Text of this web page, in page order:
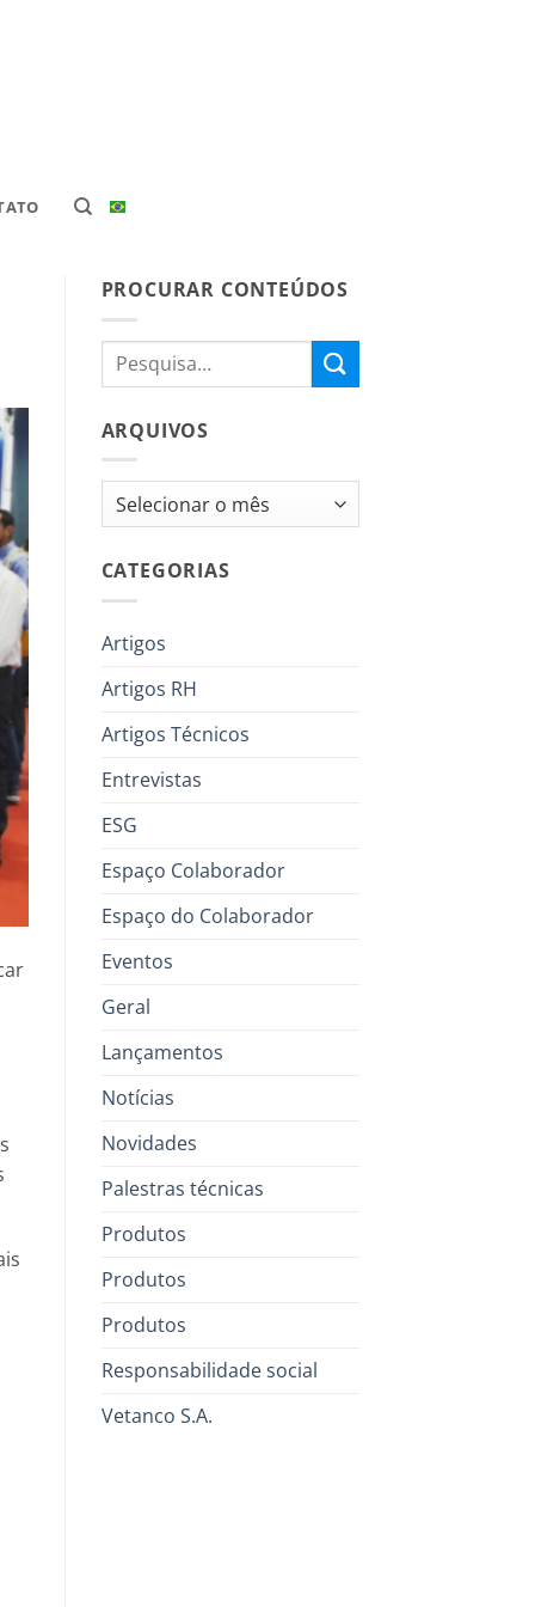
PROCURAR CONTEÚDOS
ARQUIVOS
Arquivos
CATEGORIAS
Artigos
Artigos RH
Artigos Técnicos
Entrevistas
ESG
Espaço Colaborador
Espaço do Colaborador
Eventos
Geral
Lançamentos
Notícias
Novidades
Palestras técnicas
Produtos
Produtos
Produtos
Responsabilidade social
Vetanco S.A.